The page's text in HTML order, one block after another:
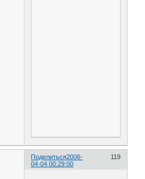
Поделиться 119
2006-
04-04 00:29:00